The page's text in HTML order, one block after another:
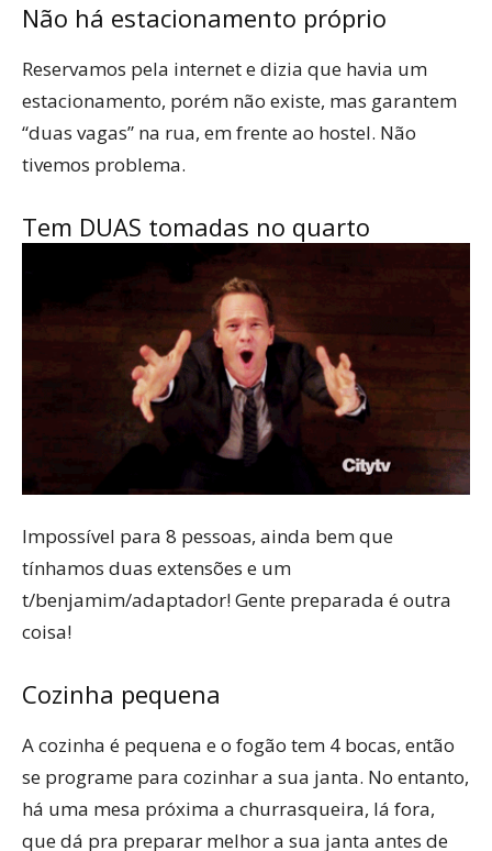
Não há estacionamento próprio
Reservamos pela internet e dizia que havia um
estacionamento, porém não existe, mas garantem
“duas vagas” na rua, em frente ao hostel. Não
tivemos problema.
Tem DUAS tomadas no quarto
Impossível para 8 pessoas, ainda bem que
tínhamos duas extensões e um
t/benjamim/adaptador! Gente preparada é outra
coisa!
Cozinha pequena
A cozinha é pequena e o fogão tem 4 bocas, então
se programe para cozinhar a sua janta. No entanto,
há uma mesa próxima a churrasqueira, lá fora,
que dá pra preparar melhor a sua janta antes de